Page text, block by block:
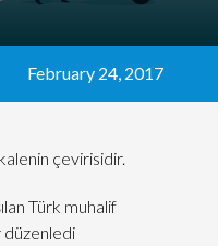
February 24, 2017
çevirisidir.
Türk muhalif